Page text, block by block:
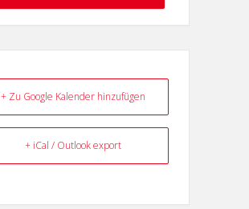
+ Zu Google Kalender hinzufügen
+ iCal / Outlook export